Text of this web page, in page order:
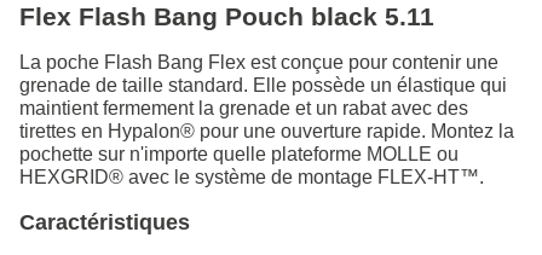
Flex Flash Bang Pouch black 5.11
La poche Flash Bang Flex est conçue pour contenir une
grenade de taille standard. Elle possède un élastique qui
maintient fermement la grenade et un rabat avec des
tirettes en Hypalon® pour une ouverture rapide. Montez la
pochette sur n'importe quelle plateforme MOLLE ou
HEXGRID® avec le système de montage FLEX-HT™️.
Caractéristiques